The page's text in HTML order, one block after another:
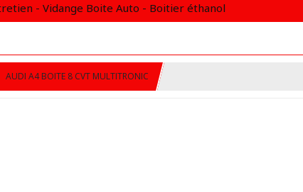
- Vidange Boite Auto - Boitier éthanol
AUDI A4 BOITE 8 CVT MULTITRONIC